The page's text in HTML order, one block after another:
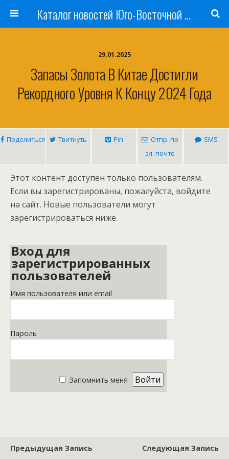
Каталог новостей Юго-Восточной Азии, Австралии и Океании
29.01.2025
Запасы Золота В Китае Достигли
Рекордного Уровня К Концу 2024 Года
Поделиться Твитнуть Pin
Отпр. по
эл. почте
SMS
Этот контент доступен только пользователям.
Если вы зарегистрированы, пожалуйста, войдите
на сайт. Новые пользователи могут
зарегистрироваться ниже.
Вход для
зарегистрированных
пользователей
Имя пользователя или email
Пароль
Запомнить меня
Предыдущая Запись
Следующая Запись